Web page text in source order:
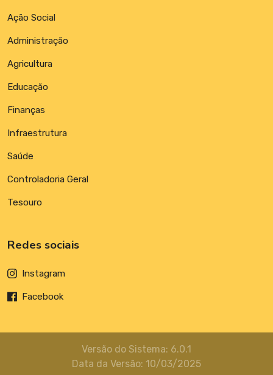
Ação Social
Administração
Agricultura
Educação
Finanças
Infraestrutura
Saúde
Controladoria Geral
Tesouro
Redes sociais
Instagram
Facebook
Versão do Sistema: 6.0.1
Data da Versão: 10/03/2025